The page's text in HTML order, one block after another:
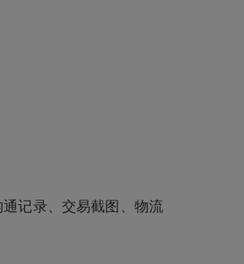
记录、交易截图、物流